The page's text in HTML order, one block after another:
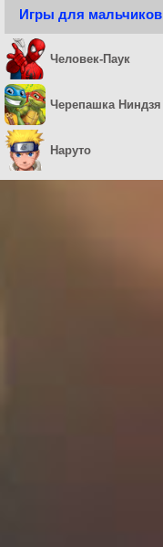
Игры для мальчиков
Человек-Паук
Черепашка Ниндзя
Наруто